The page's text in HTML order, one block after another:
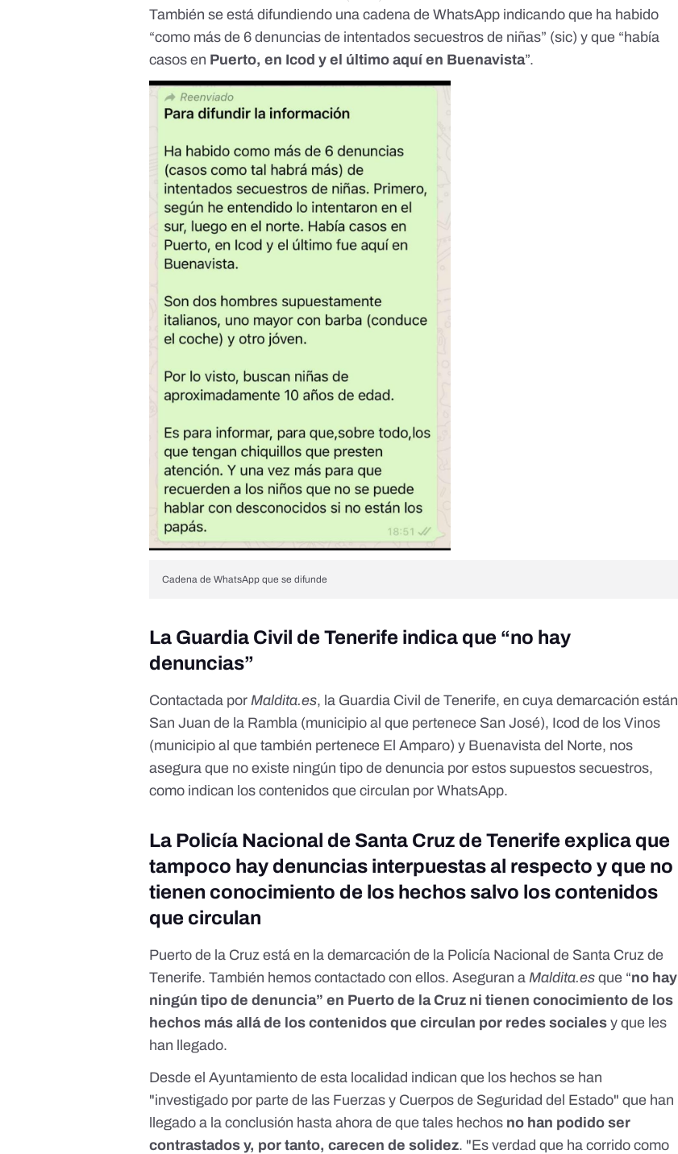
También se está difundiendo una cadena de WhatsApp indicando que ha habido
“como más de 6 denuncias de intentados secuestros de niñas” (sic) y que “había
casos en Puerto, en Icod y el último aquí en Buenavista”.
Cadena de WhatsApp que se difunde
La Guardia Civil de Tenerife indica que “no hay
denuncias”
Contactada porMaldita.es, la Guardia Civil de Tenerife, en cuya demarcación están
San Juan de la Rambla (municipio al que pertenece San José), Icod de los Vinos
(municipio al que también pertenece El Amparo) y Buenavista del Norte, nos
asegura que no existe ningún tipo de denuncia por estos supuestos secuestros,
como indican los contenidos que circulan por WhatsApp.
La Policía Nacional de Santa Cruz de Tenerife explica que
tampoco hay denuncias interpuestas al respecto y que no
tienen conocimiento de los hechos salvo los contenidos
que circulan
Puerto de la Cruz está en la demarcación de la Policía Nacional de Santa Cruz de
Tenerife. También hemos contactado con ellos. Aseguran aMaldita.es que “no hay
ningún tipo de denuncia” en Puerto de la Cruz ni tienen conocimiento de los
hechos más allá de los contenidos que circulan por redes sociales y que les
han llegado.
Desde el Ayuntamiento de esta localidad indican que los hechos se han
"investigado por parte de las Fuerzas y Cuerpos de Seguridad del Estado" que han
llegado a la conclusión hasta ahora de que tales hechos no han podido ser
contrastados y, por tanto, carecen de solidez. "Es verdad que ha corrido como